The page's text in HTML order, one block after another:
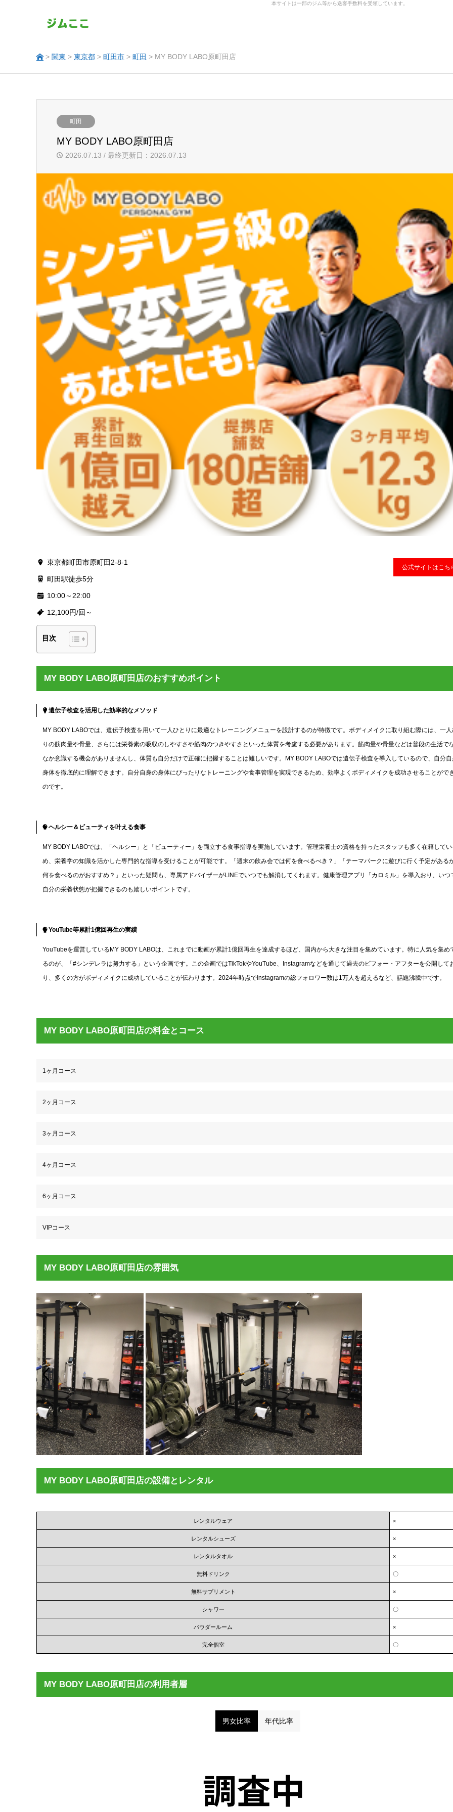
本サイトは一部のジム等から送客手数料を受領しています。
> 関東 > 東京都 > 町田市 > 町田 > MY BODY LABO原町田店
町田
MY BODY LABO原町田店
2026.07.13 / 最終更新日：2026.07.13
東京都町田市原町田2-8-1
町田駅徒歩5分
10:00～22:00
12,100円/回～
公式サイトはこち
目次
MY BODY LABO原町田店のおすすめポイント
遺伝子検査を活用した効率的なメソッド
MY BODY LABOでは、遺伝子検査を用いて一人ひとりに最適なトレーニングメニューを設計するのが特徴です。ボディメイクに取り組む際には、一
りの筋肉量や骨量、さらには栄養素の吸収のしやすさや筋肉のつきやすさといった体質を考慮する必要があります。筋肉量や骨量などは普段の生活で
なか意識する機会がありませんし、体質も自分だけで正確に把握することは難しいです。MY BODY LABOでは遺伝子検査を導入しているので、自分
身体を徹底的に理解できます。自分自身の身体にぴったりなトレーニングや食事管理を実現できるため、効率よくボディメイクを成功させることがで
のです。
ヘルシー＆ビューティを叶える食事
MY BODY LABOでは、「ヘルシー」と「ビューティー」を両立する食事指導を実施しています。管理栄養士の資格を持ったスタッフも多く在籍して
め、栄養学の知識を活かした専門的な指導を受けることが可能です。「週末の飲み会では何を食べるべき？」「テーマパークに遊びに行く予定がある
何を食べるのがおすすめ？」といった疑問も、専属アドバイザーがLINEでいつでも解消してくれます。健康管理アプリ「カロミル」を導入おり、いつ
自分の栄養状態が把握できるのも嬉しいポイントです。
YouTube等累計1億回再生の実績
YouTubeを運営しているMY BODY LABOは、これまでに動画が累計1億回再生を達成するほど、国内から大きな注目を集めています。特に人気を集め
るのが、「#シンデレラは努力する」という企画です。この企画ではTikTokやYouTube、Instagramなどを通じて過去のビフォー・アフターを公開して
り、多くの方がボディメイクに成功していることが伝わります。2024年時点でInstagramの総フォロワー数は1万人を超えるなど、話題沸騰中です。
MY BODY LABO原町田店の料金とコース
1ヶ月コース
2ヶ月コース
3ヶ月コース
4ヶ月コース
6ヶ月コース
VIPコース
MY BODY LABO原町田店の雰囲気
MY BODY LABO原町田店の設備とレンタル
レンタルウェア ×
レンタルシューズ ×
レンタルタオル ×
無料ドリンク 〇
無料サプリメント ×
シャワー 〇
パウダールーム ×
完全個室 〇
MY BODY LABO原町田店の利用者層
男女比率 年代比率